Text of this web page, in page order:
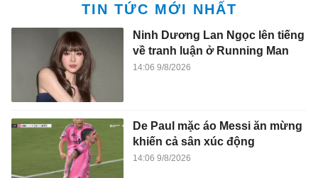
TIN TỨC MỚI NHẤT
Ninh Dương Lan Ngọc lên tiếng
về tranh luận ở Running Man
14:06 9/8/2026
De Paul mặc áo Messi ăn mừng
khiến cả sân xúc động
14:06 9/8/2026